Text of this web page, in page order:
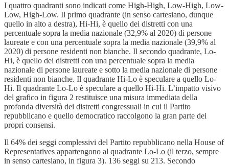
I quattro quadranti sono indicati come High-High, Low-High, Low-
Low, High-Low. Il primo quadrante (in senso cartesiano, dunque
quello in alto a destra), Hi-Hi, è quello dei distretti con una
percentuale sopra la media nazionale (32,9% al 2020) di persone
laureate e con una percentuale sopra la media nazionale (39,9% al
2020) di persone residenti non bianche. Il secondo quadrante, Lo-
Hi, è quello dei distretti con una percentuale sopra la media
nazionale di persone laureate e sotto la media nazionale di persone
residenti non bianche. Il quadrante Hi-Lo è speculare a quello Lo-
Hi. Il quadrante Lo-Lo è speculare a quello Hi-Hi. L’impatto visivo
del grafico in figura 2 restituisce una misura immediata della
profonda diversità dei distretti congressuali in cui il Partito
repubblicano e quello democratico raccolgono la gran parte dei
propri consensi.
Il 64% dei seggi complessivi del Partito repubblicano nella House of
Representatives appartengono al quadrante Lo-Lo (il terzo, sempre
in senso cartesiano, in figura 3). 136 seggi su 213. Secondo